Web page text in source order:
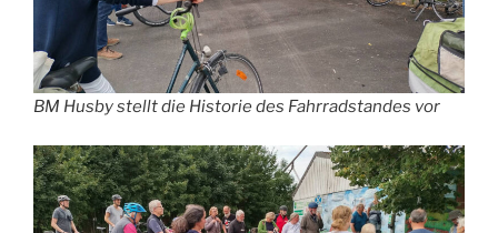
BM Husby stellt die Historie des Fahrradstandes vor